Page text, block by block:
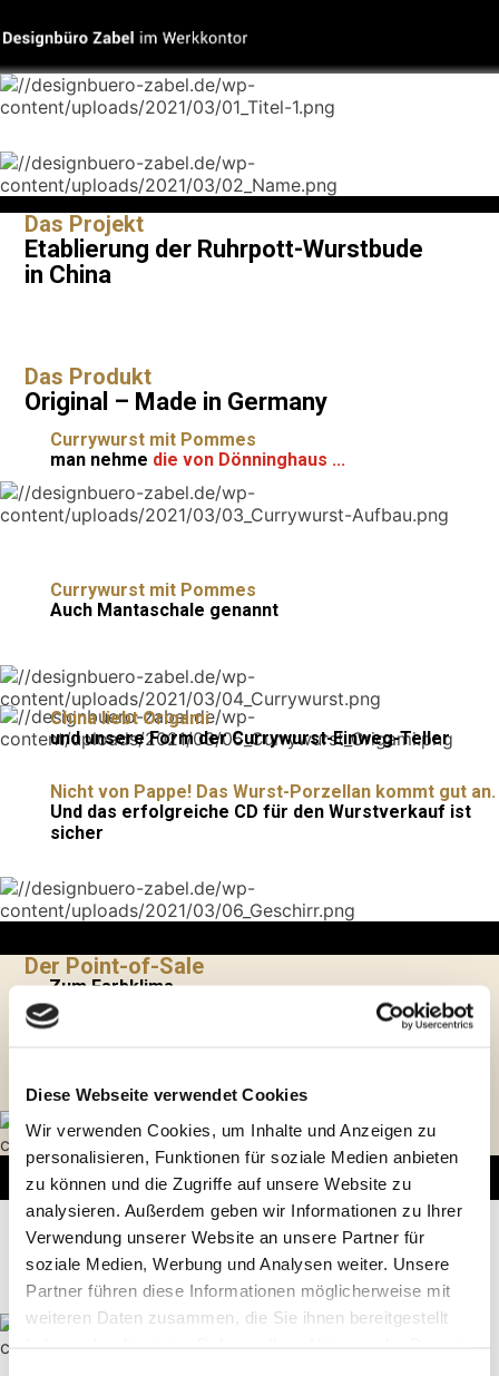
Diese Webseite verwendet Cookies
Wir verwenden Cookies, um Inhalte und Anzeigen zu
personalisieren, Funktionen für soziale Medien anbieten
zu können und die Zugriffe auf unsere Website zu
analysieren. Außerdem geben wir Informationen zu Ihrer
Verwendung unserer Website an unsere Partner für
soziale Medien, Werbung und Analysen weiter. Unsere
Partner führen diese Informationen möglicherweise mit
weiteren Daten zusammen, die Sie ihnen bereitgestellt
Das Projekt
Etablierung der Ruhrpott-Wurstbude
in China
Das Produkt
Original – Made in Germany
Currywurst mit Pommes
man nehme die von Dönninghaus ...
Currywurst mit Pommes
Auch Mantaschale genannt
China liebt Origami
und unsere Form der Currywurst-Einweg-Teller
Nicht von Pappe! Das Wurst-Porzellan kommt gut an.
Und das erfolgreiche CD für den Wurstverkauf ist
sicher
Der Point-of-Sale
Zum Farbklima
Aus dem tiefsten Kohlenpott: Grubentuch-Blauweiß!
In China haben die Bayern und das Oktoberfest
Die Location
20 – 30 qm lecker rustikales Franchise Small-
Budget Idee in Grubentuch-Kultur goes China
PoS bei Tag